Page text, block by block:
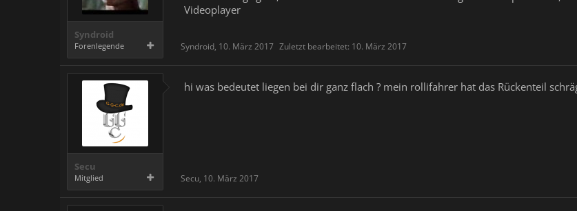
Syndroid
Forenlegende
Videoplayer
Syndroid, 10. März 2017 Zuletzt bearbeitet: 10. März 2017
Secu
Mitglied
hi was bedeutet liegen bei dir ganz flach ? mein rollifahrer hat das Rückenteil
Secu, 10. März 2017